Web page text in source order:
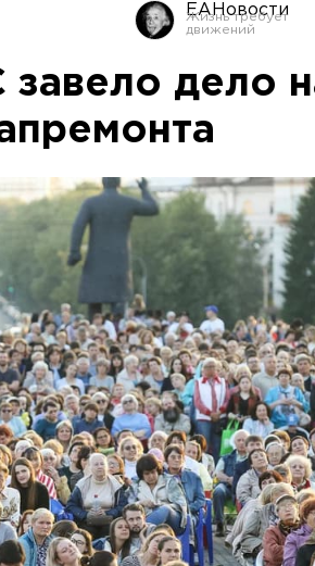
ЕАНовости
дело